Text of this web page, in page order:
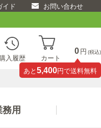
イド お問い合わせ
入履歴 カート
0 円 (税込)
あと 5,400円で送料無料
務用